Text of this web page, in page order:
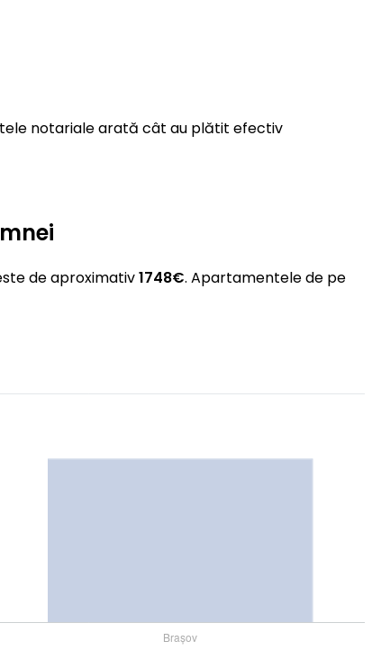
notariale arată cât au plătit efectiv
de aproximativ1748€. Apartamentele de pe